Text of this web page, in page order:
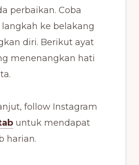
perbaikan. Coba
ke belakang
diri. Berikut ayat
menenangkan hati
follow Instagram
untuk mendapat
harian.